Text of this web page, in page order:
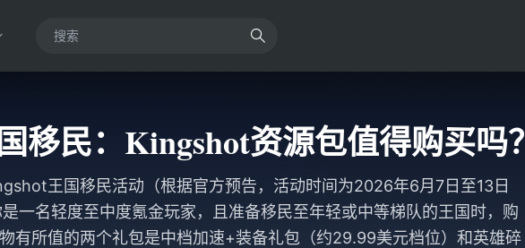
移民：Kingshot资源包值得购买吗？
王国移民活动（根据官方预告，活动时间为2026年6月7日至13日
是一名轻度至中度氪金玩家，且准备移民至年轻或中等梯队的王国时，购
有所值的两个礼包是中档加速+装备礼包（约29.99美元档位）和英雄碎